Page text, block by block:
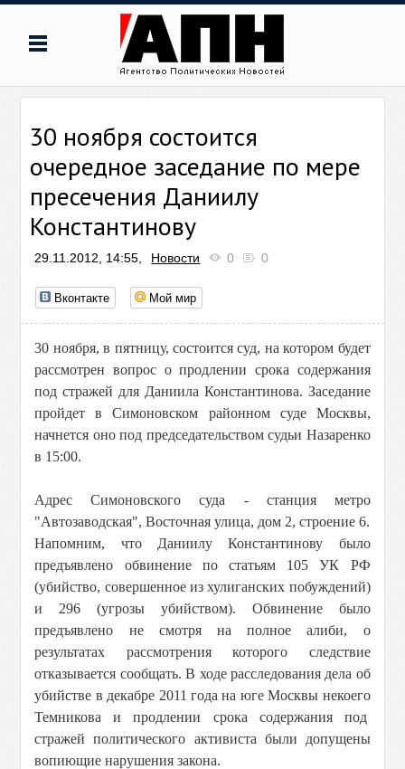
30 ноября состоится
очередное заседание по мере
пресечения Даниилу
Константинову
29.11.2012, 14:55, Новости 0 0
Вконтакте Мой мир
30 ноября, в пятницу, состоится суд, на котором будет
рассмотрен вопрос о продлении срока содержания
под стражей для Даниила Константинова. Заседание
пройдет в Симоновском районном суде Москвы,
начнется оно под председательством судьи Назаренко
в 15:00.
Адрес Симоновского суда - станция метро
"Автозаводская", Восточная улица, дом 2, строение 6.
Напомним, что Даниилу Константинову было
предъявлено обвинение по статьям 105 УК РФ
(убийство, совершенное из хулиганских побуждений)
и 296 (угрозы убийством). Обвинение было
предъявлено не смотря на полное алиби, о
результатах рассмотрения которого следствие
отказывается сообщать. В ходе расследования дела об
убийстве в декабре 2011 года на юге Москвы некоего
Темникова и продлении срока содержания под
стражей политического активиста были допущены
вопиющие нарушения закона.